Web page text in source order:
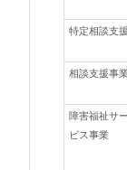
特定相談支
相談支援事
障害福祉サー
ビス事業